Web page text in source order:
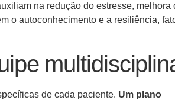
na redução do estresse, melhora
o autoconhecimento e a resiliência,
de cada paciente. Um plano